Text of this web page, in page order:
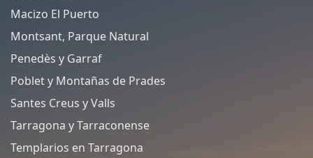
Macizo El Puerto
Montsant, Parque Natural
Penedès y Garraf
Poblet y Montañas de Prades
Santes Creus y Valls
Tarragona y Tarraconense
Templarios en Tarragona